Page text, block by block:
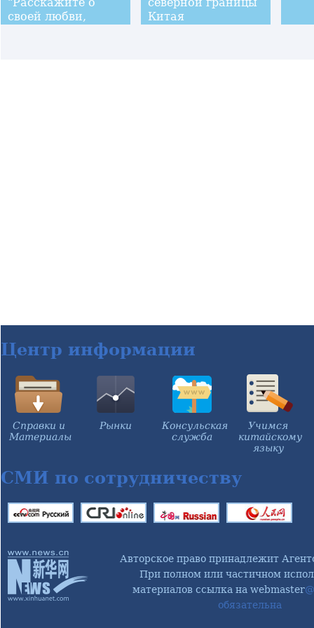
своей любви,
Китая
Центр информации
Справки и
Материалы
Рынки
Консульская
служба
Учимся
китайскому
языку
СМИ по сотрудничеству
Авторское право принадлежит
При полном или частичном
материалов ссылка на webmaster
обязательна